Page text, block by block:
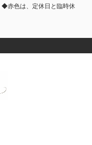
赤色は、定休日と臨時休